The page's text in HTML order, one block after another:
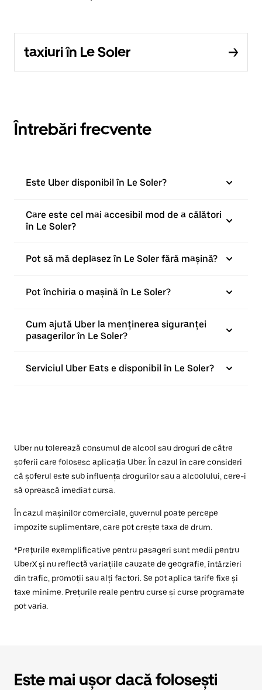
taxiuri în Le Soler
Întrebări frecvente
Este Uber disponibil în Le Soler?
Care este cel mai accesibil mod de a călători
în Le Soler?
Pot să mă deplasez în Le Soler fără mașină?
Pot închiria o mașină în Le Soler?
Cum ajută Uber la menținerea siguranței
pasagerilor în Le Soler?
Serviciul Uber Eats e disponibil în Le Soler?
Uber nu tolerează consumul de alcool sau droguri de către
șoferii care folosesc aplicația Uber. În cazul în care consideri
că șoferul este sub influența drogurilor sau a alcoolului, cere-i
să oprească imediat cursa.
În cazul mașinilor comerciale, guvernul poate percepe
impozite suplimentare, care pot crește taxa de drum.
*Prețurile exemplificative pentru pasageri sunt medii pentru
UberX și nu reflectă variațiile cauzate de geografie, întârzieri
din trafic, promoții sau alți factori. Se pot aplica tarife fixe și
taxe minime. Prețurile reale pentru curse și curse programate
pot varia.
Este mai ușor dacă folosești